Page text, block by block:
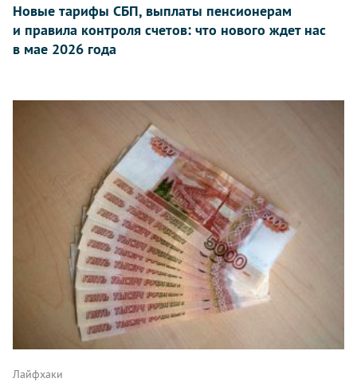
Новые тарифы СБП, выплаты пенсионерам
и правила контроля счетов: что нового ждет нас
в мае 2026 года
Лайфхаки